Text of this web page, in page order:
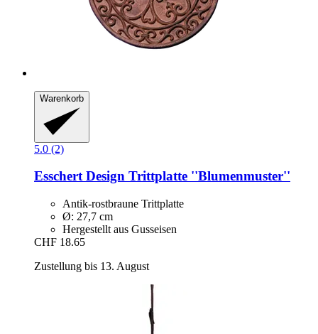
Warenkorb
5.0 (2)
Esschert Design Trittplatte ''Blumenmuster''
Antik-rostbraune Trittplatte
Ø: 27,7 cm
Hergestellt aus Gusseisen
CHF 18.65
Zustellung bis 13. August